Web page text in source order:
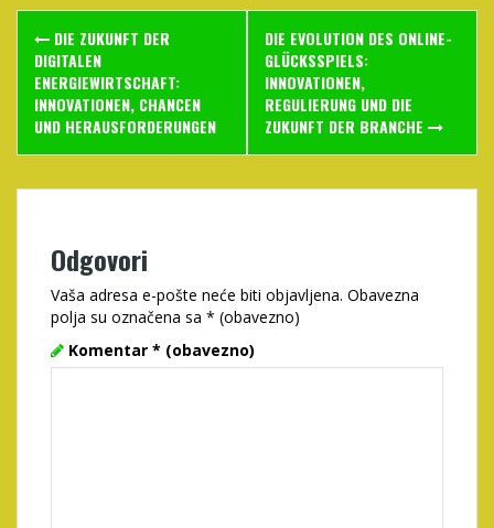
Post
navigation
DIE ZUKUNFT DER
DIGITALEN
ENERGIEWIRTSCHAFT:
INNOVATIONEN, CHANCEN
UND HERAUSFORDERUNGEN
DIE EVOLUTION DES ONLINE-
GLÜCKSSPIELS:
INNOVATIONEN,
REGULIERUNG UND DIE
ZUKUNFT DER BRANCHE
Odgovori
Vaša adresa e-pošte neće biti objavljena. Obavezna
polja su označena sa * (obavezno)
Komentar * (obavezno)